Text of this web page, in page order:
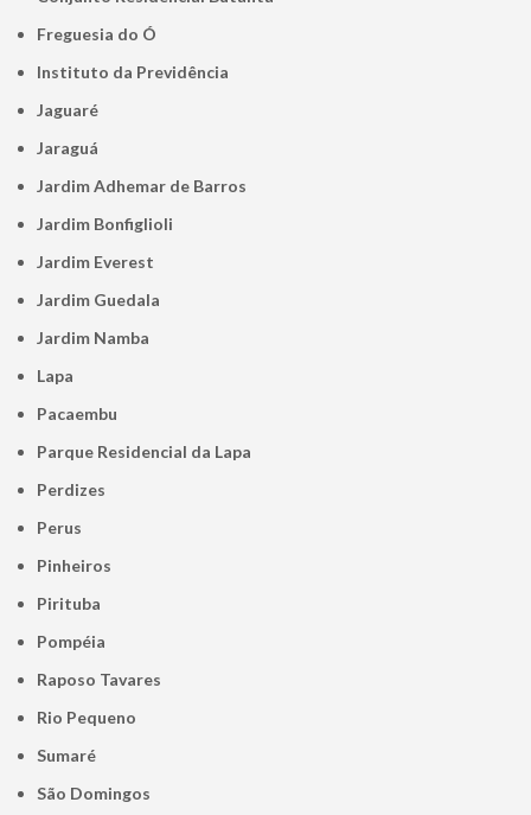
Freguesia do Ó
Instituto da Previdência
Jaguaré
Jaraguá
Jardim Adhemar de Barros
Jardim Bonfiglioli
Jardim Everest
Jardim Guedala
Jardim Namba
Lapa
Pacaembu
Parque Residencial da Lapa
Perdizes
Perus
Pinheiros
Pirituba
Pompéia
Raposo Tavares
Rio Pequeno
Sumaré
São Domingos